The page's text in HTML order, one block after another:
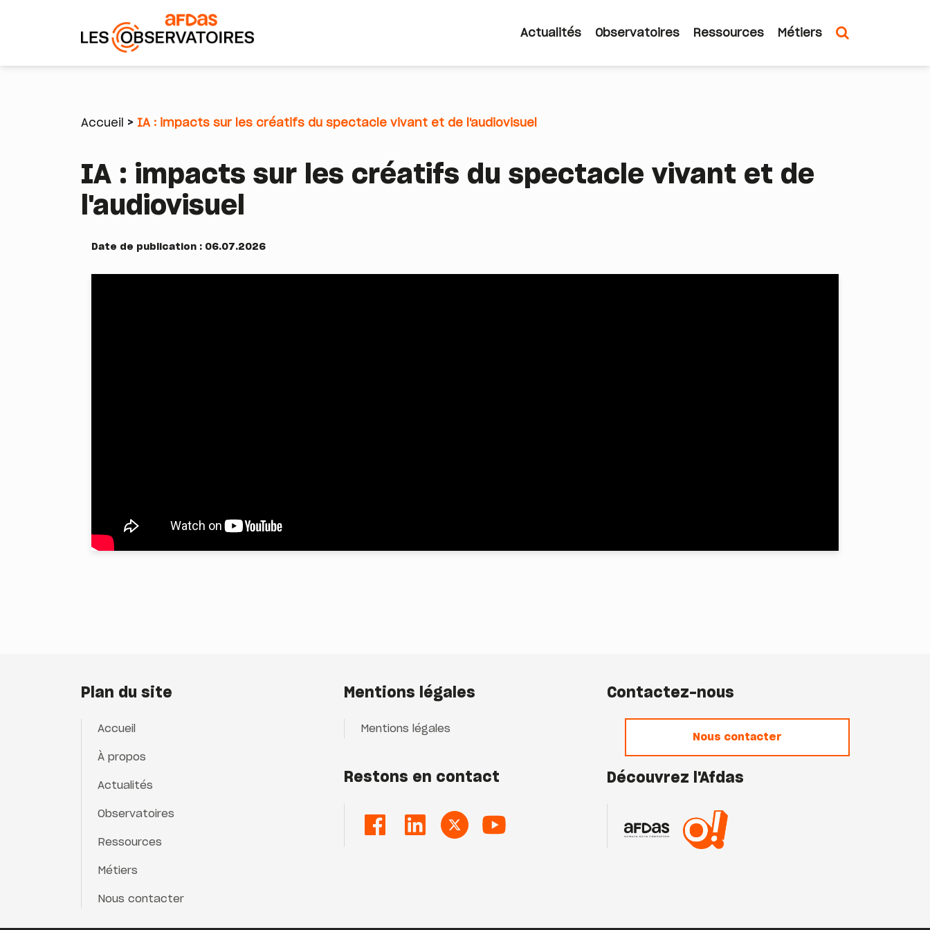
Actualités Observatoires Ressources Métiers
Fil
d'Ariane
Accueil IA : impacts sur les créatifs du spectacle vivant et de l'audiovisuel
IA : impacts sur les créatifs du spectacle vivant et de
l'audiovisuel
Date de publication : 06.07.2026
Plan du site
Accueil
À propos
Actualités
Observatoires
Ressources
Métiers
Nous contacter
Mentions légales
Mentions légales
Restons en contact
Contactez-nous
Nous contacter
Découvrez l'Afdas